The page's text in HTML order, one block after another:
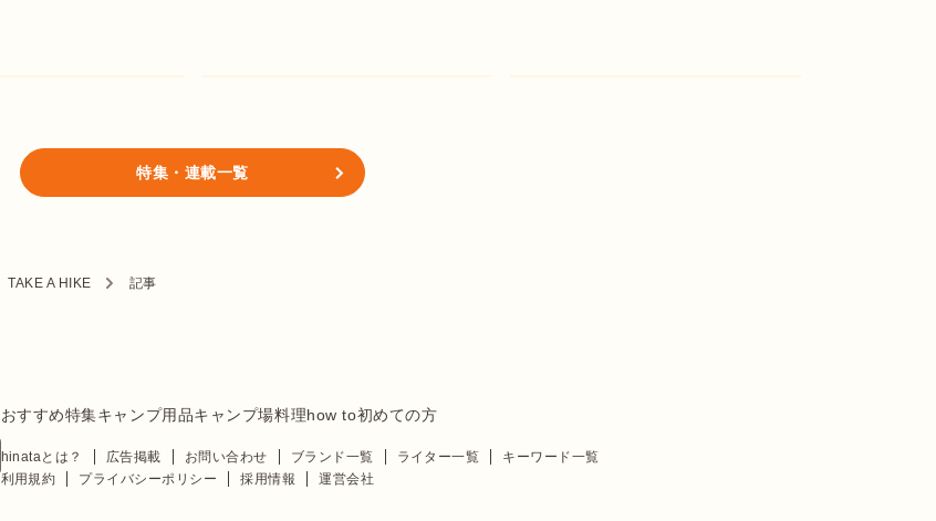
特集・連載一覧
TAKE A HIKE 記事
おすすめ特集キャンプ用品キャンプ場料理how to初めての方
hinataとは？ 広告掲載 お問い合わせ ブランド一覧 ライター一覧
キーワード一覧
利用規約
プライバシーポリシー 採用情報 運営会社